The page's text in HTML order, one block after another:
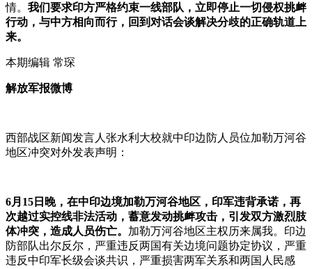
情。 我们要求印方严格约束一线部队，立即停止一切侵权挑衅
行动，与中方相向而行，回到对话会谈解决分歧的正确轨道上
来。
本期编辑 常琛
解放军报微博
西部战区新闻发言人张水利大校就中印边防人员位加勒万河谷
地区冲突对外发表声明：
6月15日晚，在中印边境加勒万河谷地区，印军违背承诺，再
次越过实控线非法活动，蓄意发动挑衅攻击，引发双方激烈肢
体冲突，造成人员伤亡。 加勒万河谷地区主权历来属我。印边
防部队出尔反尔，严重违反两国有关边境问题协定协议，严重
违反中印军长级会谈共识，严重损害两军关系和两国人民感